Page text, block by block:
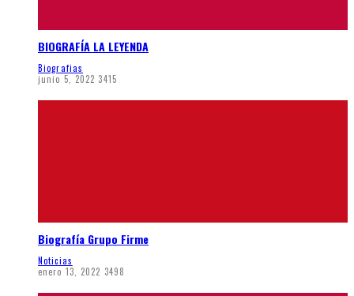
BIOGRAFÍA LA LEYENDA
Biografias
junio 5, 2022 3415
Biografía Grupo Firme
Noticias
enero 13, 2022 3498